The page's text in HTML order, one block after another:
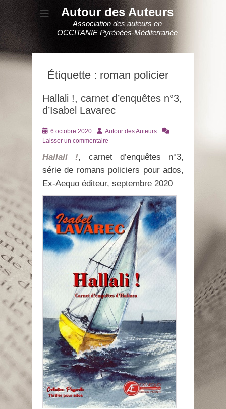
Autour des Auteurs
Association des auteurs en
OCCITANIE Pyrénées-Méditerranée
Étiquette : roman policier
Hallali !, carnet d’enquêtes n°3,
d’Isabel Lavarec
Posté
le
6 octobre 2020 AuteurAutour des Auteurs
Laisser un commentaire
Hallali !, carnet d’enquêtes n°3,
série de romans policiers pour ados,
Ex-Aequo éditeur, septembre 2020